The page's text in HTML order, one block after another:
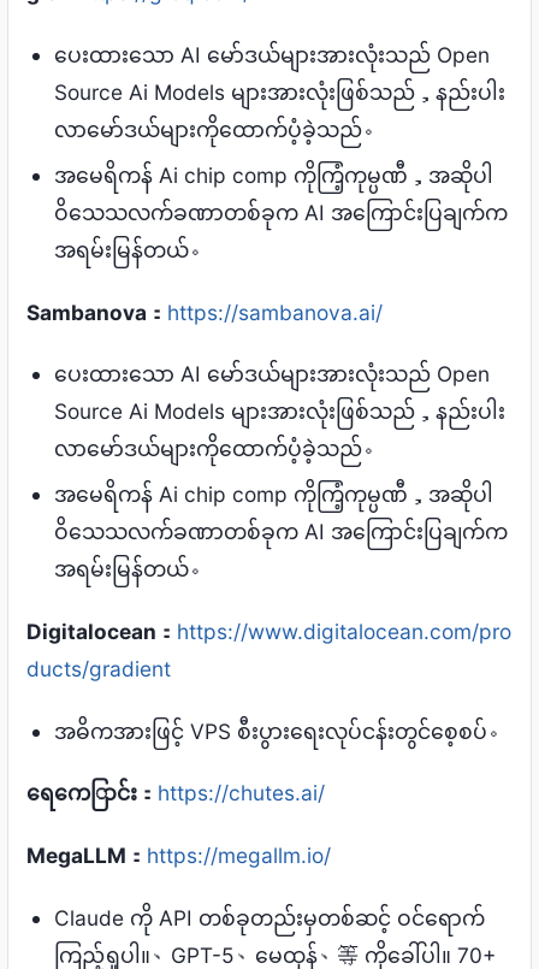
ပေးထားသော AI မော်ဒယ်များအားလုံးသည် Open
Source Ai Models များအားလုံးဖြစ်သည်，နည်းပါး
လာမော်ဒယ်များကိုထောက်ပံ့ခဲ့သည်。
အမေရိကန် Ai chip comp ကိုကြံ့ကုမ္ပဏီ，အဆိုပါ
ဝိသေသလက်ခဏာတစ်ခုက AI အကြောင်းပြချက်က
အရမ်းမြန်တယ်。
Sambanova ： https://sambanova.ai/
ပေးထားသော AI မော်ဒယ်များအားလုံးသည် Open
Source Ai Models များအားလုံးဖြစ်သည်，နည်းပါး
လာမော်ဒယ်များကိုထောက်ပံ့ခဲ့သည်。
အမေရိကန် Ai chip comp ကိုကြံ့ကုမ္ပဏီ，အဆိုပါ
ဝိသေသလက်ခဏာတစ်ခုက AI အကြောင်းပြချက်က
အရမ်းမြန်တယ်。
Digitalocean ： https://www.digitalocean.com/pro
ducts/gradient
အဓိကအားဖြင့် VPS စီးပွားရေးလုပ်ငန်းတွင်စေ့စပ်。
ရေကေြာင်း： https://chutes.ai/
MegaLLM ： https://megallm.io/
Claude ကို API တစ်ခုတည်းမှတစ်ဆင့် ဝင်ရောက်
ကြည့်ရှုပါ။、GPT-5、မေထုန်、等 ကိုခေါ်ပါ။ 70+